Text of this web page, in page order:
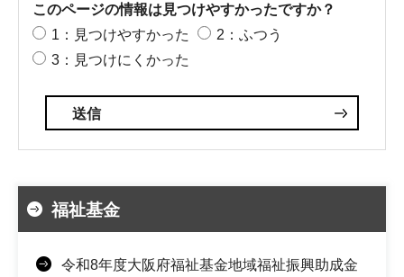
このページの情報は見つけやすかったですか？
1：見つけやすかった
2：ふつう
3：見つけにくかった
福祉基金
令和8年度大阪府福祉基金地域福祉振興助成金